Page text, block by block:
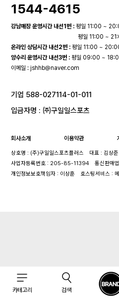
카테고리 검색
1544-4615
강남매장 운영시간 내선1번 : 평일 11:00 ~
평일 11:00 ~
온라인 상담시간 내선2번 : 평일 11:00 ~
양수리 운영시간 내선3번 : 평일 09:00 ~
이메일 :jshhb@naver.com
기업 588-027114-01-011
입금자명 : ㈜구일일스포츠
회사소개 이용약관
상호명 : (주)구일일스포츠플러스 대표 : 김상준
사업자등록번호 : 205-85-11394
통신판매
개인정보보호책임자 : 이상훈
호스팅서비스 :